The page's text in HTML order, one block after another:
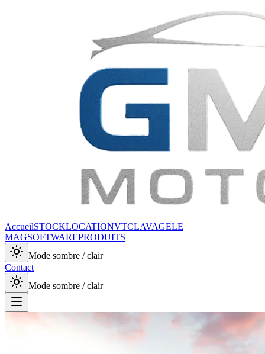
AccueilSTOCKLOCATIONVTCLAVAGELE
MAGSOFTWAREPRODUITS
Contact